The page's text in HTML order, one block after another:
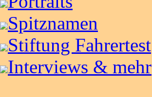
Spitznamen
Stiftung Fahrertest
Interviews & mehr